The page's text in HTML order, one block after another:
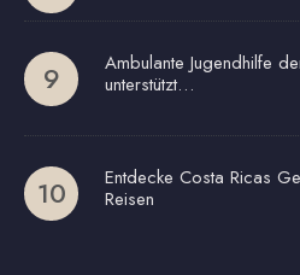
Ambulante Jugendhilfe
unterstützt…
Entdecke Costa Ricas
Reisen